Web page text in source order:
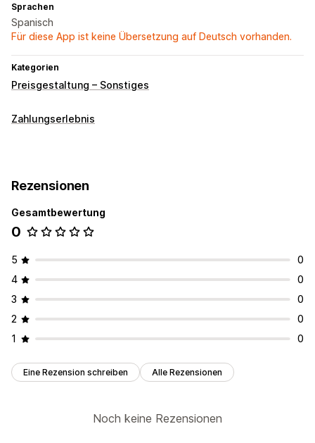
Sprachen
Spanisch
Für diese App ist keine Übersetzung auf Deutsch vorhanden.
Kategorien
Preisgestaltung – Sonstiges
Zahlungserlebnis
Rezensionen
Gesamtbewertung
0
5
0
4
0
3
0
2
0
1
0
Eine Rezension schreiben Alle Rezensionen
Noch keine Rezensionen